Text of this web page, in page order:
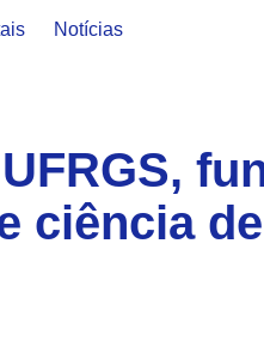
Notícias
ciência de